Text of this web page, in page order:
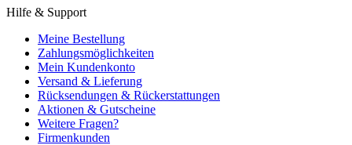
Hilfe & Support
Meine Bestellung
Zahlungsmöglichkeiten
Mein Kundenkonto
Versand & Lieferung
Rücksendungen & Rückerstattungen
Aktionen & Gutscheine
Weitere Fragen?
Firmenkunden